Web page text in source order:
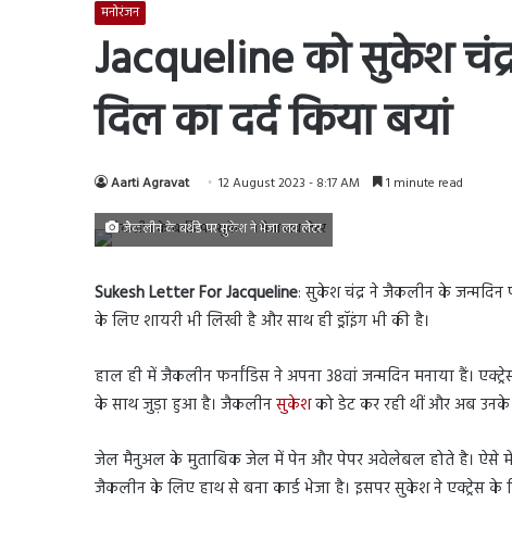
मनोरंजन
Jacqueline को सुकेश
दिल का दर्द किया बयां
Aarti Agravat 12 August 2023 - 8:17 AM 1 minute read
जैकलीन के बर्थडे पर सुकेश ने भेजा लव लेटर
Sukesh Letter For Jacqueline: सुकेश चंद्र ने जैकलीन के जन्मदिन
के लिए शायरी भी लिखी है और साथ ही ड्रॉइंग भी की है।
हाल ही में जैकलीन फर्नांडिस ने अपना 38वां जन्मदिन मनाया हैं।
के साथ जुड़ा हुआ है। जैकलीनसुकेशको डेट कर रही थीं और अब उनके
जेल मैनुअल के मुताबिक जेल में पेन और पेपर अवेलेबल होते है। ऐसे में
जैकलीन के लिए हाथ से बना कार्ड भेजा है। इसपर सुकेश ने एक्ट्रेस के